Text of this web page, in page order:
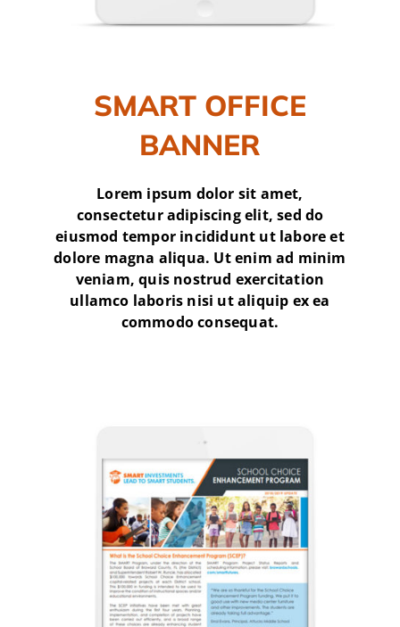
SMART OFFICE
BANNER
Lorem ipsum dolor sit amet,
consectetur adipiscing elit, sed do
eiusmod tempor incididunt ut labore et
dolore magna aliqua. Ut enim ad minim
veniam, quis nostrud exercitation
ullamco laboris nisi ut aliquip ex ea
commodo consequat.